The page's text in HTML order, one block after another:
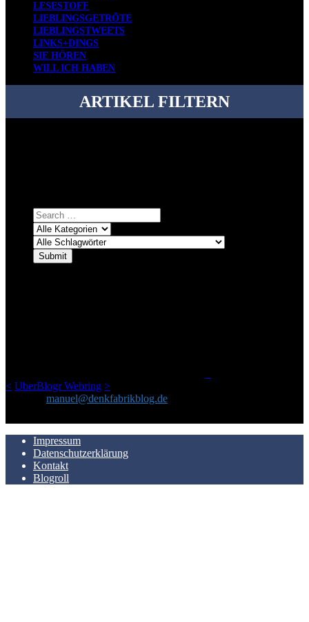
LESESTOFF
LIEBLINGSGETRÖTE
LIEBLINGSTWEETS
LINKS+DINGS
SIE HÖREN
WILL ICH HABEN
ARTIKEL FILTERN
< UberBlogr Webring >
manuel@denkfabrikblog.de
Impressum
Datenschutzerklärung
Kontakt
Blogroll